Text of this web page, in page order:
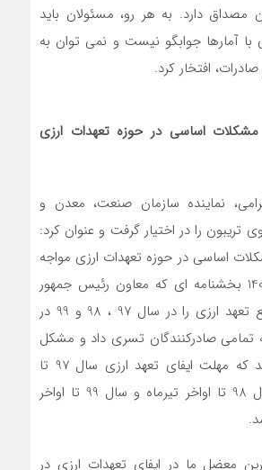
مصداق دارد. به هر رو، مسئولان باید
با آمارها جوابگو نیست و نمی توان به
افتخار کرد.
مشکلات اساسی در حوزه تعهدات ارزی
نماینده سازمان صنعت، معدن و
تریبون را در اختیار گرفت و عنوان کرد:
اساسی در حوزه تعهدات ارزی مواجه
هستند. در سال 1400 بخشنامه ای که معاون رئیس جمهور
وقت صادر کرد، رفع تعهد ارزی را در سال 97 ، 98 و 99 در
تمامی صادرکنندگان تسری داد و مشکل
از آن جا شروع شد که مهلت ایفای تعهد ارزی سال 97 تا
اواخر خردادماه، سال 98 تا اواخر تیرماه و سال 99 تا اواخر
معضل ما در ایفای تعهدات ارزی در